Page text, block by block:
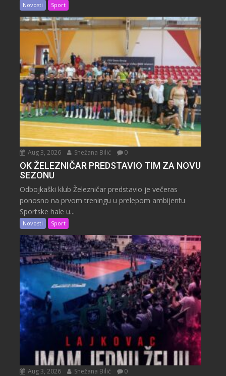
Novosti Sport
Aug 3, 2026 Snežana Bilić 0
OK ŽELEZNIČAR PREDSTAVIO TIM ZA NOVU
SEZONU
Odbojkaški klub Železničar predstavio je večeras
ponosno na prvom treningu u prelepom ambijentu
Sportske hale u...
Novosti Sport
Aug 3, 2026 Snežana Bilić 0